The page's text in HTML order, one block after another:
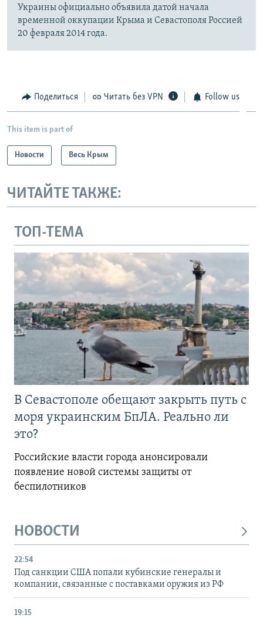
Украины официально объявила датой начала
временной оккупации Крыма и Севастополя Россией
20 февраля 2014 года.
Поделиться Читать без VPN Follow us
This item is part of
Новости Весь Крым
ЧИТАЙТЕ ТАКЖЕ:
ТОП-ТЕМА
В Севастополе обещают закрыть путь с
моря украинским БпЛА. Реально ли
это?
Российские власти города анонсировали
появление новой системы защиты от
беспилотников
НОВОСТИ
22:54
Под санкции США попали кубинские генералы и
компании, связанные с поставками оружия из РФ
19:15